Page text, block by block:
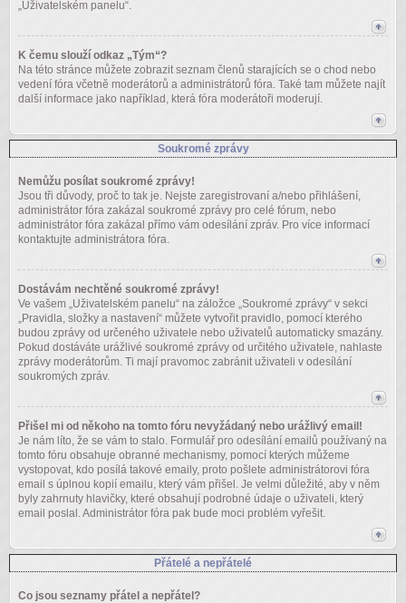
„Uživatelském panelu“.
K čemu slouží odkaz „Tým“?
Na této stránce můžete zobrazit seznam členů starajících se o chod nebo
vedení fóra včetně moderátorů a administrátorů fóra. Také tam můžete najít
další informace jako například, která fóra moderátoři moderují.
Soukromé zprávy
Nemůžu posílat soukromé zprávy!
Jsou tři důvody, proč to tak je. Nejste zaregistrovaní a/nebo přihlášení,
administrátor fóra zakázal soukromé zprávy pro celé fórum, nebo
administrátor fóra zakázal přímo vám odesílání zpráv. Pro více informací
kontaktujte administrátora fóra.
Dostávám nechtěné soukromé zprávy!
Ve vašem „Uživatelském panelu“ na záložce „Soukromé zprávy“ v sekci
„Pravidla, složky a nastavení“ můžete vytvořit pravidlo, pomocí kterého
budou zprávy od určeného uživatele nebo uživatelů automaticky smazány.
Pokud dostáváte urážlivé soukromé zprávy od určitého uživatele, nahlaste
zprávy moderátorům. Ti mají pravomoc zabránit uživateli v odesílání
soukromých zpráv.
Přišel mi od někoho na tomto fóru nevyžádaný nebo urážlivý email!
Je nám líto, že se vám to stalo. Formulář pro odesílání emailů používaný na
tomto fóru obsahuje obranné mechanismy, pomocí kterých můžeme
vystopovat, kdo posílá takové emaily, proto pošlete administrátorovi fóra
email s úplnou kopií emailu, který vám přišel. Je velmi důležité, aby v něm
byly zahrnuty hlavičky, které obsahují podrobné údaje o uživateli, který
email poslal. Administrátor fóra pak bude moci problém vyřešit.
Přátelé a nepřátelé
Co jsou seznamy přátel a nepřátel?